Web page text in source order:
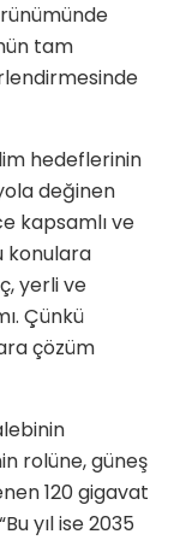
tam
hedeflerinin
değinen
kapsamlı ve
konulara
yerli ve
Çünkü
çözüm
rolüne, güneş
120 gigavat
yıl ise 2035